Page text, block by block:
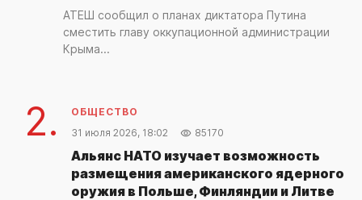
АТЕШ сообщил о планах диктатора Путина
сместить главу оккупационной администрации
Крыма...
2.
ОБЩЕСТВО
31 июля 2026, 18:02
85170
Альянс НАТО изучает возможность
размещения американского ядерного
оружия в Польше, Финляндии и Литве